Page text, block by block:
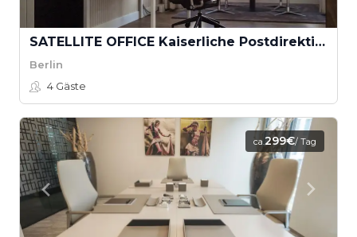
SATELLITE OFFICE Kaiserliche Postdirektion - Marie Luise
Berlin
4 Gäste
ca.299€/ Tag